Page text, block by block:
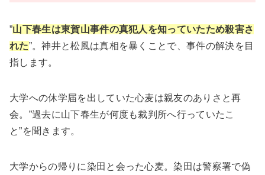
”山下春生は東賀山事件の真犯人を知っていたため殺害さ
れた”。神井と松風は真相を暴くことで、事件の解決を目
指します。
大学への休学届を出していた心麦は親友のありさと再
会。”過去に山下春生が何度も裁判所へ行っていたこ
と”を聞きます。
大学からの帰りに染田と会った心麦。染田は警察署で偽